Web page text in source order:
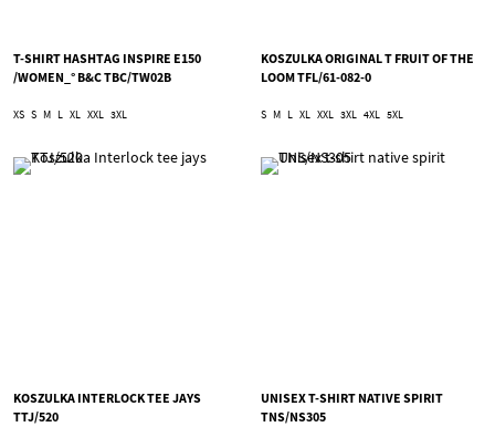
T-SHIRT HASHTAG INSPIRE E150
/WOMEN_° B&C TBC/TW02B
XS S M L XL XXL 3XL
KOSZULKA ORIGINAL T FRUIT OF THE
LOOM TFL/61-082-0
S M L XL XXL 3XL 4XL 5XL
KOSZULKA INTERLOCK TEE JAYS
TTJ/520
UNISEX T-SHIRT NATIVE SPIRIT
TNS/NS305